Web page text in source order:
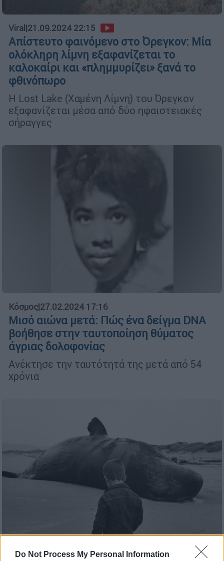
Do Not Process My Personal Information
Viral |21.09.2024 22:15
Απίστευτο φαινόμενο στο Όρεγκον: Μία
ολόκληρη λίμνη εξαφανίζεται το
καλοκαίρι και «πλημμυρίζει» ξανά το
φθινόπωρο
Η Lost Lake (Χαμένη Λίμνη) του Όρεγκον
εξαφανίζεται μέσα από δύο ηφαιστειακές
σήραγγες
Κόσμος|27.02.2024 17:16
Μισό αιώνα μετά: Πώς ένα δείγμα DNA
βοήθησε στην ταυτοποίηση θύματος
άγριας δολοφονίας
Ανέκτησε την ταυτότητά της μετά από 54
χρόνια